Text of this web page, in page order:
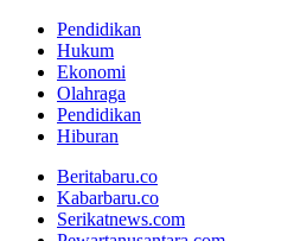
Pendidikan
Hukum
Ekonomi
Olahraga
Pendidikan
Hiburan
Beritabaru.co
Kabarbaru.co
Serikatnews.com